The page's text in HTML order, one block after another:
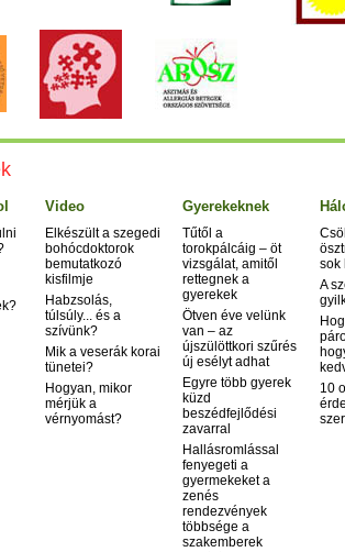
Alzheimer-
Atópiás
Bipoláris
Bölcsőhalál
Bőrrák
Botulizmus
Bulimia
Crohn -
Csalánkiütés
Cushing-kór
Demencia
Disgrafia
Video
Elkészült a szegedi
bohócdoktorok
bemutatkozó
kisfilmje
Habzsolás,
túlsúly... és a
szívünk?
Mik a veserák korai
tünetei?
Hogyan, mikor
mérjük a
vérnyomást?
Gyerekeknek
Tűtől a
torokpálcáig – öt
vizsgálat, amitől
rettegnek a
gyerekek
Ötven éve velünk
van – az
újszülöttkori szűrés
új esélyt adhat
Egyre több gyerek
küzd
beszédfejlődési
zavarral
Hallásromlással
fenyegeti a
gyermekeket a
zenés
rendezvények
többsége a
szakemberek
sok
A
10